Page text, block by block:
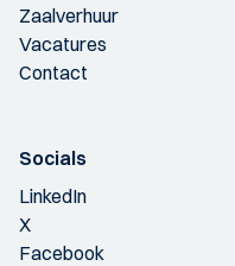
Zaalverhuur
Vacatures
Contact
Socials
LinkedIn
X
Facebook